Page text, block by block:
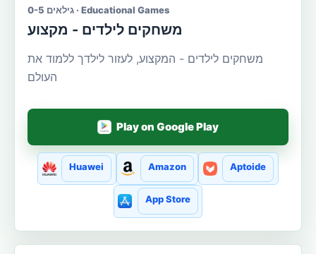
גילאים 0-5 · Educational Games
משחקים לילדים - מקצוע
משחקים לילדים - המקצוע, לעזור לילדך ללמוד את
העולם
Play on Google Play
Huawei Amazon Aptoide
App Store